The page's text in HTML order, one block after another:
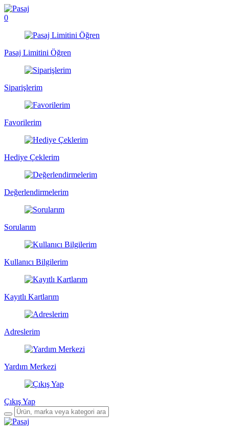
0
Pasaj Limitini Öğren
Siparişlerim
Favorilerim
Hediye Çeklerim
Değerlendirmelerim
Sorularım
Kullanıcı Bilgilerim
Kayıtlı Kartlarım
Adreslerim
Yardım Merkezi
Çıkış Yap